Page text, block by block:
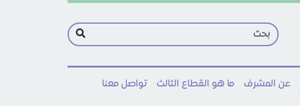
عن المشرف ما هو القطاع الثالث تواصل معنا